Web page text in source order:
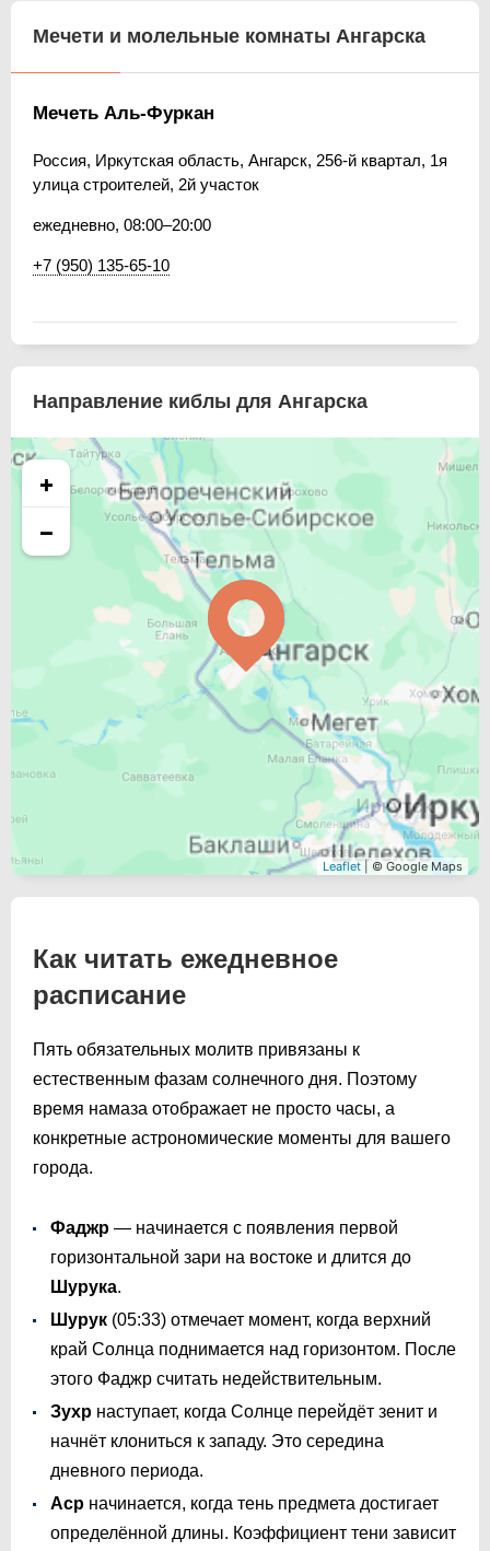
Мечети и молельные комнаты Ангарска
Мечеть Аль-Фуркан
Россия, Иркутская область, Ангарск, 256-й квартал, 1я
улица строителей, 2й участок
ежедневно, 08:00–20:00
+7 (950) 135-65-10
Направление киблы для Ангарска
+
−
Leaflet| © Google Maps
Как читать ежедневное
расписание
Пять обязательных молитв привязаны к
естественным фазам солнечного дня. Поэтому
время намаза отображает не просто часы, а
конкретные астрономические моменты для вашего
города.
Фаджр — начинается с появления первой
горизонтальной зари на востоке и длится до
Шурука.
Шурук (05:33) отмечает момент, когда верхний
край Солнца поднимается над горизонтом. После
этого Фаджр считать недействительным.
Зухр наступает, когда Солнце перейдёт зенит и
начнёт клониться к западу. Это середина
дневного периода.
Аср начинается, когда тень предмета достигает
определённой длины. Коэффициент тени зависит